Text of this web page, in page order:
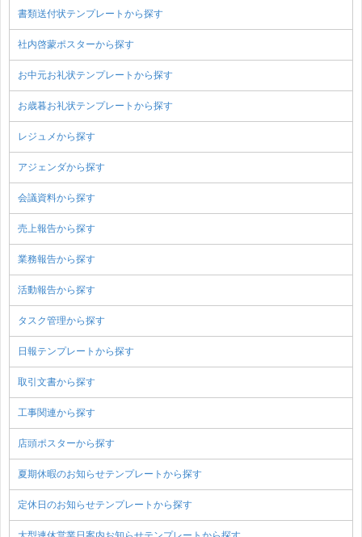
書類送付状テンプレートから探す
社内啓蒙ポスターから探す
お中元お礼状テンプレートから探す
お歳暮お礼状テンプレートから探す
レジュメから探す
アジェンダから探す
会議資料から探す
売上報告から探す
業務報告から探す
活動報告から探す
タスク管理から探す
日報テンプレートから探す
取引文書から探す
工事関連から探す
店頭ポスターから探す
夏期休暇のお知らせテンプレートから探す
定休日のお知らせテンプレートから探す